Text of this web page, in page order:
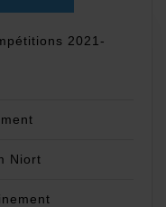
2021-
Niort